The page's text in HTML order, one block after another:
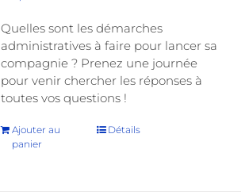
Quelles sont les démarches
administratives à faire pour lancer sa
compagnie ? Prenez une journée
pour venir chercher les réponses à
toutes vos questions !
Ajouter au
panier
Détails